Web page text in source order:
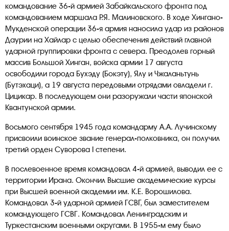
командование 36-й армией Забайкальского фронта под
командованием маршала Р.Я. Малиновского. В ходе Хингано-
Мукденской операции 36-я армия наносила удар из районов
Даурии на Хайлар с целью обеспечения действий главной
ударной группировки фронта с севера. Преодолев горный
массив Большой Хинган, войска армии 17 августа
освободили города Бухэду (Бокэту), Ялу и Чжаланьтунь
(Бутэхаци), а 19 августа передовыми отрядами овладели г.
Цицикар. В последующем они разоружали части японской
Квантунской армии.
Восьмого сентября 1945 года командарму А.А. Лучинскому
присвоили воинское звание генерал-полковника, он получил
третий орден Суворова I степени.
В послевоенное время командовал 4-й армией, выводил ее с
территории Ирана. Окончил Высшие академические курсы
при Высшей военной академии им. К.Е. Ворошилова.
Командовал 3-й ударной армией ГСВГ, был заместителем
командующего ГСВГ. Командовал Ленинградским и
Туркестанским военными округами. В 1955-м ему было